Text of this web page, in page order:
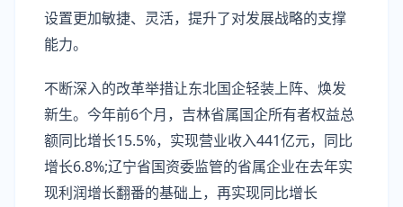
设置更加敏捷、灵活，提升了对发展战略的支撑
能力。
不断深入的改革举措让东北国企轻装上阵、焕发
新生。今年前6个月，吉林省属国企所有者权益总
额同比增长15.5%，实现营业收入441亿元，同比
增长6.8%;辽宁省国资委监管的省属企业在去年实
现利润增长翻番的基础上，再实现同比增长